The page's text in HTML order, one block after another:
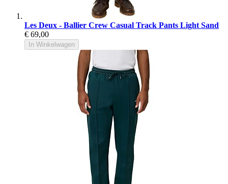
Les Deux - Ballier Crew Casual Track Pants Light Sand
€ 69,00
In Winkelwagen